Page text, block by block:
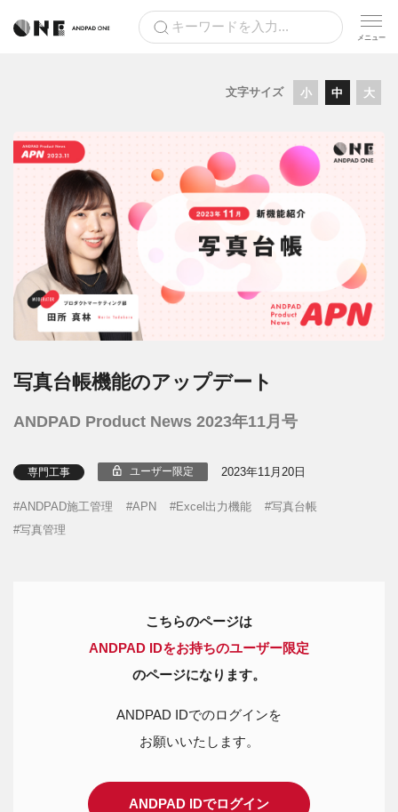
文字サイズ 小 中 大
写真台帳機能のアップデート
ANDPAD Product News 2023年11月号
専門工事 ユーザー限定 2023年11月20日
ANDPAD施工管理 APN Excel出力機能
写真台帳
写真管理
こちらのページは
ANDPAD IDをお持ちのユーザー限定
のページになります。
ANDPAD IDでのログインを
お願いいたします。
ANDPAD IDでログイン